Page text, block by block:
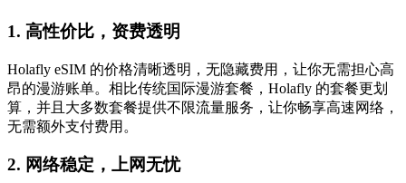
1. 高性价比，资费透明
Holafly eSIM 的价格清晰透明，无隐藏费用，让你无需担心高
昂的漫游账单。相比传统国际漫游套餐，Holafly 的套餐更划
算，并且大多数套餐提供不限流量服务，让你畅享高速网络，
无需额外支付费用。
2. 网络稳定，上网无忧